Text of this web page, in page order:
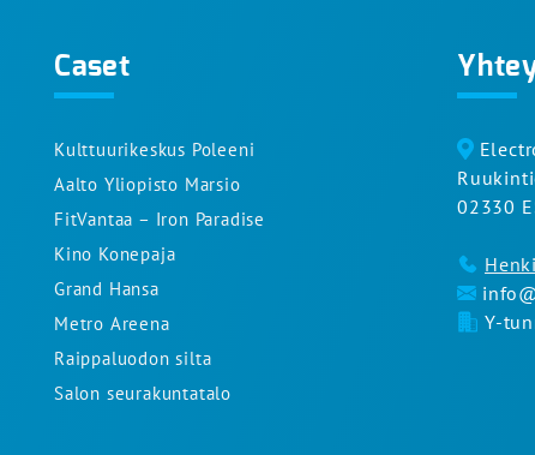
Caset
Kulttuurikeskus Poleeni
Aalto Yliopisto Marsio
FitVantaa – Iron Paradise
Kino Konepaja
Grand Hansa
Metro Areena
Raippaluodon silta
Salon seurakuntatalo
02330
Y-